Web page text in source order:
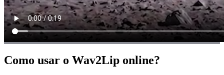
Como usar o Wav2Lip online?